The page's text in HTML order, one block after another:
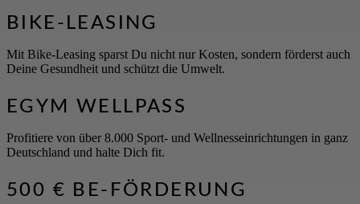
BIKE-LEASING
Mit Bike-Leasing sparst Du nicht nur Kosten, sondern förderst auch
Deine Gesundheit und schützt die Umwelt.
EGYM WELLPASS
Profitiere von über 8.000 Sport- und Wellnesseinrichtungen in ganz
Deutschland und halte Dich fit.
500 € BE-FÖRDERUNG